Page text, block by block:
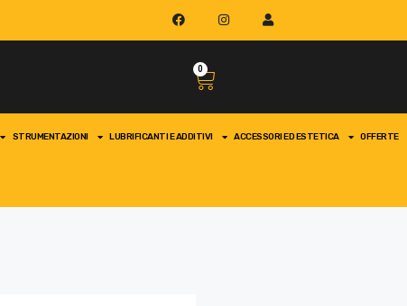
0
STRUMENTAZIONI LUBRIFICANTI E ADDITIVI ACCESSORI ED ESTETICA OFFERTE